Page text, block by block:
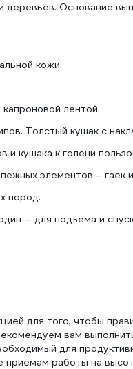
Основание
кожи.
лентой.
Толстый кушак с
кушака к голени
элементов – гаек
пород.
— для подъема и
для того, чтобы
вам
для
работы на